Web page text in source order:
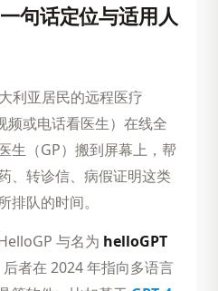
句话定位与适用人
利亚居民的远程医疗
频或电话看医生）在线全
生（GP）搬到屏幕上，帮
、转诊信、病假证明这类
排队的时间。
与名为 helloGPT
者在 2024 年指向多语言